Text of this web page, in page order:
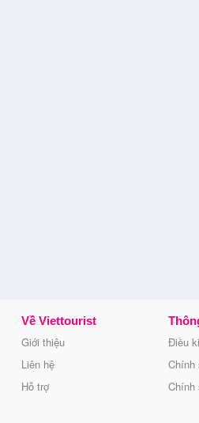
Về Viettourist
Giới thiệu
Liên hệ
Hỗ trợ
Điều
Chính
Chính